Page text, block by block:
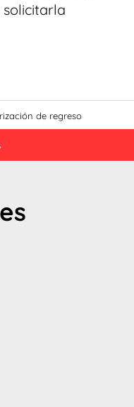
solicitarla
de regreso